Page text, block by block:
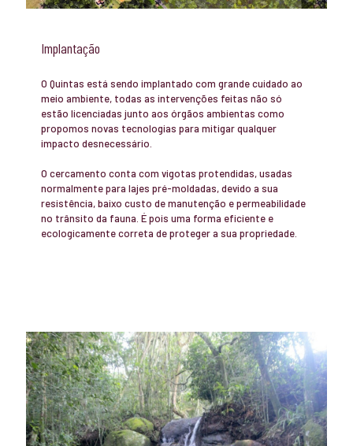
Implantação
O Quintas está sendo implantado com grande cuidado ao
meio ambiente, todas as intervenções feitas não só
estão licenciadas junto aos órgãos ambientas como
propomos novas tecnologias para mitigar qualquer
impacto desnecessário.
O cercamento conta com vigotas protendidas, usadas
normalmente para lajes pré-moldadas, devido a sua
resistência, baixo custo de manutenção e permeabilidade
no trânsito da fauna. É pois uma forma eficiente e
ecologicamente correta de proteger a sua propriedade.